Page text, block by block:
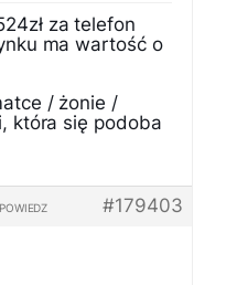
za telefon
ma wartość o
/ żonie /
która się podoba
#179403